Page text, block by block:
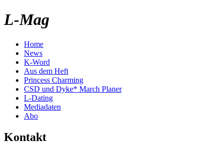
L-Mag
Home
News
K-Word
Aus dem Heft
Princess Charming
CSD und Dyke* March Planer
L-Dating
Mediadaten
Abo
Kontakt